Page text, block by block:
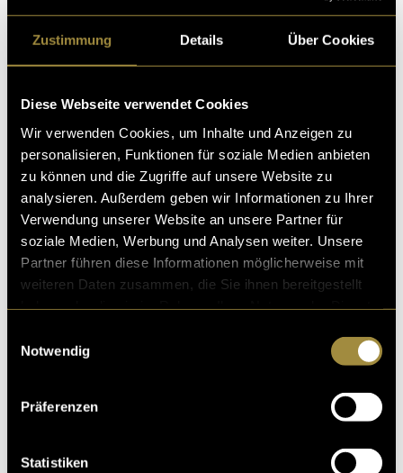
Zustimmung Details Über Cookies
Diese Webseite verwendet Cookies
Wir verwenden Cookies, um Inhalte und Anzeigen zu
personalisieren, Funktionen für soziale Medien anbieten
zu können und die Zugriffe auf unsere Website zu
analysieren. Außerdem geben wir Informationen zu Ihrer
Verwendung unserer Website an unsere Partner für
soziale Medien, Werbung und Analysen weiter. Unsere
Partner führen diese Informationen möglicherweise mit
weiteren Daten zusammen, die Sie ihnen bereitgestellt
Notwendig
Präferenzen
Statistiken